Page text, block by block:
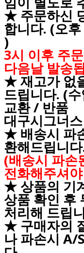
★ 주문하신
합니다. (오
)
3시 이후 주
다음날 발송
★ 재고가 없
드립니다. (
교환 / 반품
대구시그너스
★ 배송시 파
환해드립니
(배송시 파손
전화해주셔
★ 상품의 기
상품 확인 후
처리해 드립
★ 구매자의
나 파손시 A/